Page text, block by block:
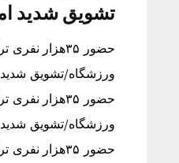
تشویق شدید
حضور ۳۵هزار
ورزشگاه/تشویق شدید
حضور ۳۵هزار
ورزشگاه/تشویق شدید
حضور ۳۵هزار